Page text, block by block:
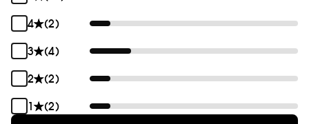
4
(2)
3
(4)
2
(2)
1
(2)